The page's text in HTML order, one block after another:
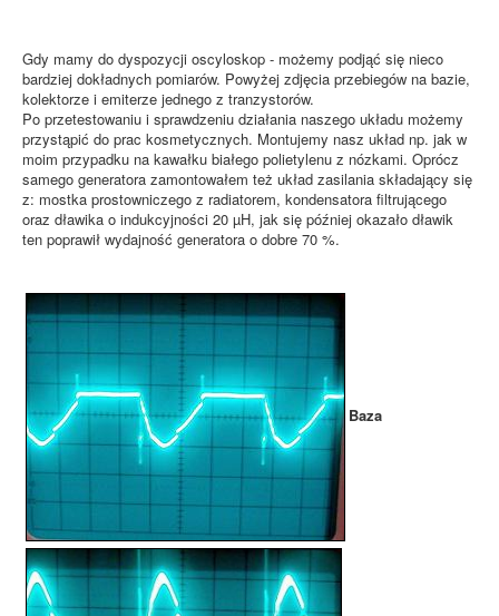
Gdy mamy do dyspozycji oscyloskop - możemy podjąć się nieco
bardziej dokładnych pomiarów. Powyżej zdjęcia przebiegów na bazie,
kolektorze i emiterze jednego z tranzystorów.
Po przetestowaniu i sprawdzeniu działania naszego układu możemy
przystąpić do prac kosmetycznych. Montujemy nasz układ np. jak w
moim przypadku na kawałku białego polietylenu z nózkami. Oprócz
samego generatora zamontowałem też układ zasilania składający się
z: mostka prostowniczego z radiatorem, kondensatora filtrującego
oraz dławika o indukcyjności 20 µH, jak się później okazało dławik
ten poprawił wydajność generatora o dobre 70 %.
Baza